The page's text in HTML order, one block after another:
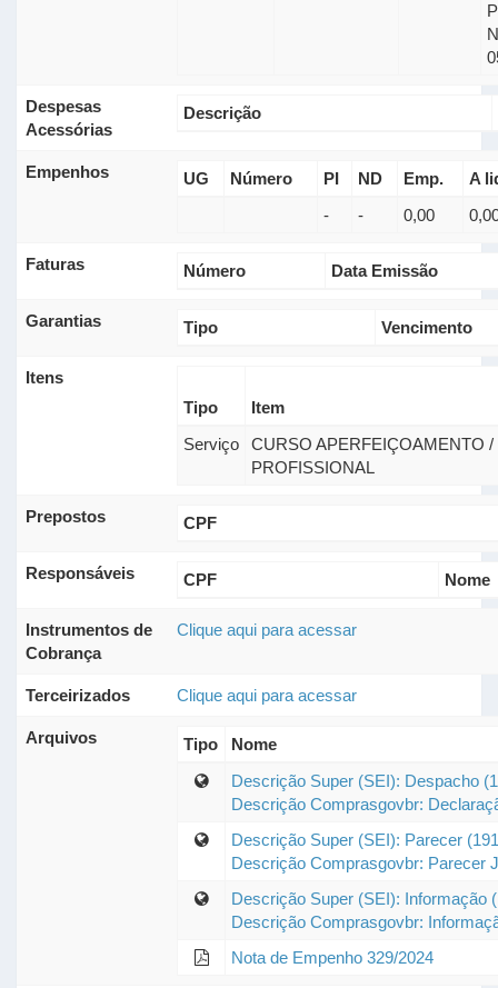
Despesas
Acessórias
Descrição
Empenhos UG Número PI ND Emp.
A
-
- 0,00
Faturas Número Data Emissão
Garantias Tipo Vencimento
Itens
Tipo
Item
Serviço
CURSO APERFEIÇOAMENTO
PROFISSIONAL
Prepostos CPF
Responsáveis CPF Nome
Instrumentos de
Cobrança
Clique aqui para acessar
Terceirizados Clique aqui para acessar
Arquivos Tipo
Nome
Descrição Super (SEI): Despacho
Descrição Comprasgovbr:
Descrição Super (SEI): Parecer
Descrição Comprasgovbr: Parecer
Descrição Super (SEI): Informação
Descrição Comprasgovbr:
Nota de Empenho 329/2024